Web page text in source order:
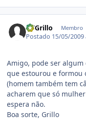
RVGrillo Membro
Postado 15/05/2009
Amigo, pode ser
que estourou e formou
(homem também tem
acharem que só
espera não.
Boa sorte, Grillo